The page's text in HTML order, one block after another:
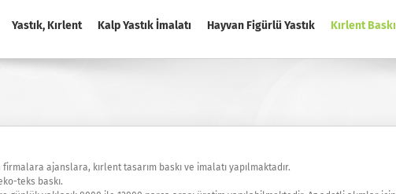
Yastık, Kırlent Kalp Yastık İmalatı Hayvan Figürlü Yastık Kırlent Baskı
ajanslara, kırlent tasarım baskı ve imalatı yapılmaktadır.
teks baskı.